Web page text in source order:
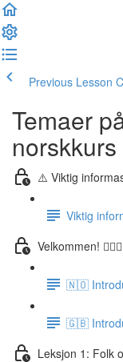
Previous Lesson
Temaer
norskkurs
⚠️ Viktig
Viktig
Velkommen! 🙋🏼‍♂️
🇳🇴
🇬🇧
Leksjon 1: Folk